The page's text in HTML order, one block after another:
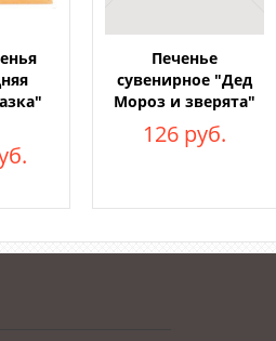
Печенье
сувенирное "Дед
Мороз и зверята"
126 руб.